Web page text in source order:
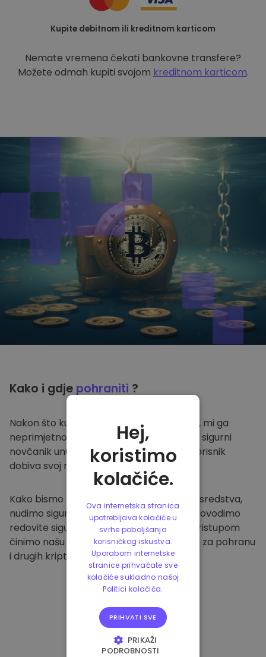
Kupite debitnom ili kreditnom karticom
Nemate vremena čekati bankovne transfere?
Možete odmah kupiti svojom kreditnom karticom.
Kako i gdje pohraniti ?
Nakon što kupite na Kriptomat platformi , mi ga
neprimjetno prenosimo u vaš namjenski i sigurni
novčanik unutar naše platforme. Svaki korisnik
dobiva svoj novčanik.
Kako bismo zaštitili naše klijente i njihova sredstva,
nudimo sigurnu izvanmrežnu pohranu i provodimo
redovite sigurnosne provjere. Ovakvim pristupom
činimo našu platformu sigurnim mjestom za pohranu
i drugih kriptovaluta.
Hej,
koristimo
kolačiće.
Ova internetska stranica
upotrebljava kolačiće u
svrhe poboljšanja
korisničkog iskustva.
Uporabom internetske
stranice prihvaćate sve
kolačiće sukladno našoj
Politici kolačića.
PRIHVATI SVE
PRIKAŽI
PODROBNOSTI